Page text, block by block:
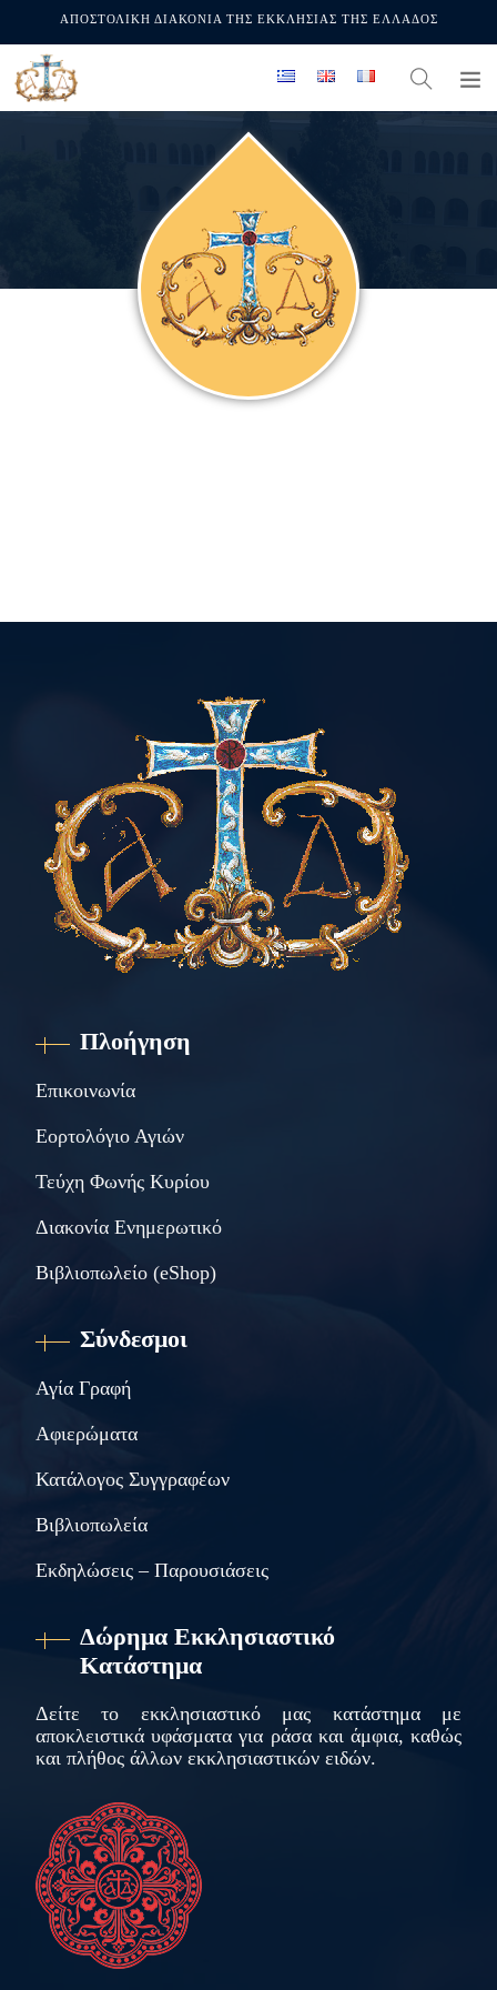
ΑΠΟΣΤΟΛΙΚΗ ΔΙΑΚΟΝΙΑ ΤΗΣ ΕΚΚΛΗΣΙΑΣ ΤΗΣ ΕΛΛΑΔΟΣ
Πλοήγηση
Επικοινωνία
Εορτολόγιο Αγιών
Τεύχη Φωνής Κυρίου
Διακονία Ενημερωτικό
Βιβλιοπωλείο (eShop)
Σύνδεσμοι
Αγία Γραφή
Αφιερώματα
Κατάλογος Συγγραφέων
Βιβλιοπωλεία
Εκδηλώσεις – Παρουσιάσεις
Δώρημα Εκκλησιαστικό
Κατάστημα
Δείτε το εκκλησιαστικό μας κατάστημα με
αποκλειστικά υφάσματα για ράσα και άμφια, καθώς
και πλήθος άλλων εκκλησιαστικών ειδών.